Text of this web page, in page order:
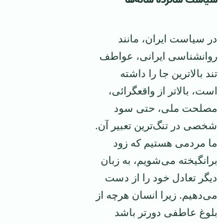
در سياست ايران، مانند
روانشناسی ايرانی، عواطف
تند بالا‌ترين جا را داشته
است، بالا‌تر از واقعگرائی،
مصلحت ملی، حتی سود
شخصی در تنگ‌ترين تعبير آن.
ما مردمی هستيم که زود
برانگيخته می‌شويم، به زبان
ديگر تعادل خود را از دست
می‌دهيم. زيرا انسان هرچه از
بلوغ عاطفی دور‌تر باشد